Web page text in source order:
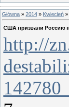
Główna » 2014 » Kwiecień »
США призвали Россию
http://